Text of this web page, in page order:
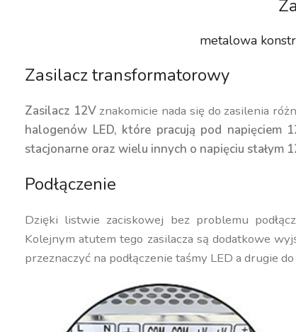
metalowa
Zasilacz transformatorowy
Zasilacz 12V znakomicie nada się do zasilenia
halogenów LED, które pracują pod napięciem
stacjonarne oraz wielu innych o napięciu stałym
Podłączenie
Dzięki listwie zaciskowej bez problemu
Kolejnym atutem tego zasilacza są dodatkowe
przeznaczyć na podłączenie taśmy LED a drugie